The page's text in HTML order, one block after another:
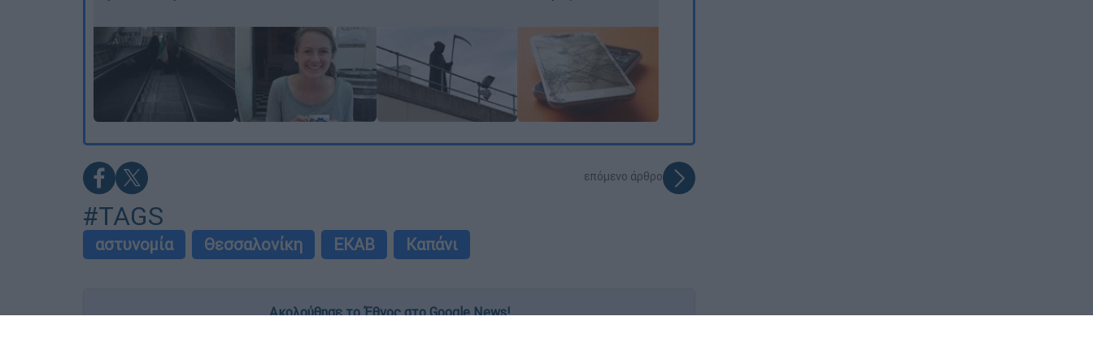
επόμενο άρθρο
#TAGS
αστυνομία Θεσσαλονίκη ΕΚΑΒ Καπάνι
Ακολούθησε το Έθνος στο Google News!